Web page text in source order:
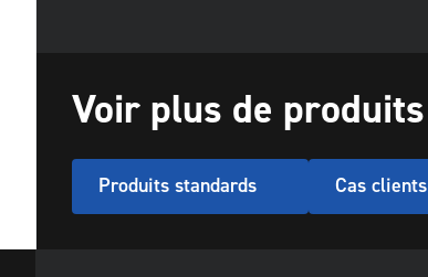
Voir plus de produits
Produits standards Cas clients